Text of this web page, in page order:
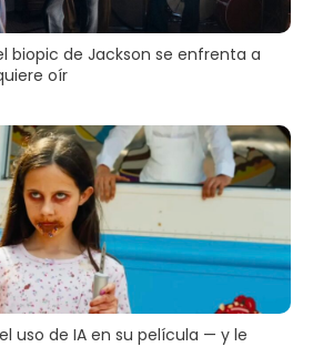
biopic de Jackson se enfrenta a
oír
uso de IA en su película — y le